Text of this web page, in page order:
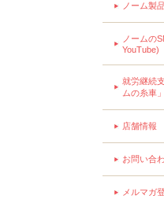
ノーム製
ノームの
YouTube)
就労継続
ムの糸車」
店舗情報
お問い合
メルマガ